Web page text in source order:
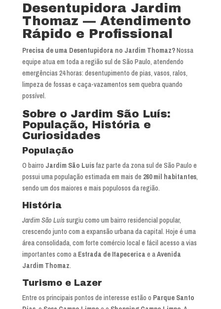
Desentupidora Jardim
Thomaz — Atendimento
Rápido e Profissional
Precisa de uma Desentupidora no Jardim Thomaz?Nossa
equipe atua em toda a região sul de São Paulo, atendendo
emergências 24 horas: desentupimento de pias, vasos, ralos,
limpeza de fossas e caça-vazamentos sem quebra quando
possível.
Sobre o Jardim São Luís:
População, História e
Curiosidades
População
O bairro Jardim São Luísfaz parte da zona sul de São Paulo e
possui uma população estimada em mais de 260 mil habitantes,
sendo um dos maiores e mais populosos da região.
História
Jardim São Luíssurgiu como um bairro residencial popular,
crescendo junto com a expansão urbana da capital. Hoje é uma
área consolidada, com forte comércio local e fácil acesso a vias
importantes como a Estrada de Itapecerica e aAvenida
Jardim Thomaz.
Turismo e Lazer
Entre os principais pontos de interesse estão o Parque Santo